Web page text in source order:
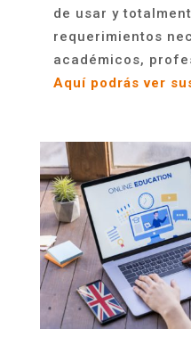
de usar y
requerimientos
académicos,
Aquí podrás ver